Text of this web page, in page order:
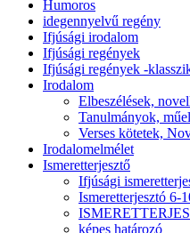
Humoros
idegennyelvű regény
Ifjúsági irodalom
Ifjúsági regények
Ifjúsági regények -
Irodalom
Elbeszélések,
Tanulmányok,
Verses kötetek,
Irodalomelmélet
Ismeretterjesztő
Ifjúsági
Ismeretterjesztó 6-
képes határozó